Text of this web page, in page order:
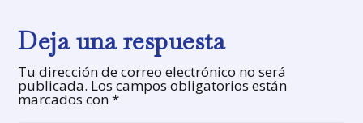
Deja una respuesta
Tu dirección de correo electrónico no será
publicada. Los campos obligatorios están
marcados con*